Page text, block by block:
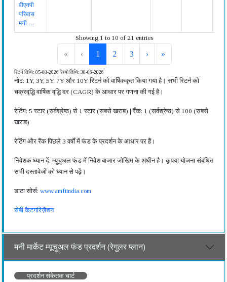
बीएनपी
परिबास
मनी …
Showing 1 to 10 of 21 entries
« ‹ 1 2 3 › »
रिटर्न तिथि: 05-08-2026 रेश्यो तिथि: 30-06-2026
नोट: 1Y, 3Y, 5Y, 7Y और 10Y रिटर्न को वार्षिककृत किया गया है। सभी रिटर्न को
चक्रवृद्धि वार्षिक वृद्धि दर (CAGR) के आधार पर गणना की गई है।
रेटिंग: 5 स्टार (सर्वश्रेष्ठ) से 1 स्टार (सबसे खराब) | रैंक: 1 (सर्वश्रेष्ठ) से 100 (सबसे
खराब)
रेटिंग और रैंक पिछले 3 वर्षों में फंड के प्रदर्शन के आधार पर हैं।
निवेशक ध्यान दें: म्यूचुअल फंड में निवेश बाजार जोखिम के अधीन है। कृपया योजना संबंधित
सभी दस्तावेजों को ध्यान से पढ़ें।
डाटा सोर्स: www.amfiindia.com
सेबी कैटगरिज़ैशन
मनी मार्केट म्यूचुअल फंड प्रदर्शन (रेगुलर प्लान)
प्रदर्शन संकेतक चार्ट